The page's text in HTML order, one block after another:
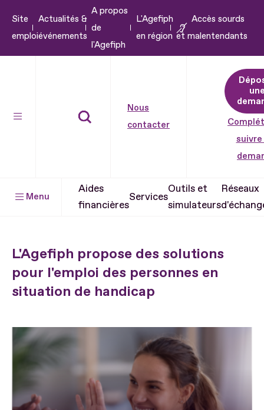
Aller
Site
emploi
Actualités &
événements
A propos
de
l'Agefiph
L'Agefiph
en région
Accès sourds
et malentendants
Nous
contacter
suivre
Menu
Aides
financières
Services
Outils et
simulateurs
Réseaux
L'Agefiph propose des solutions
pour l'emploi des personnes en
situation de handicap